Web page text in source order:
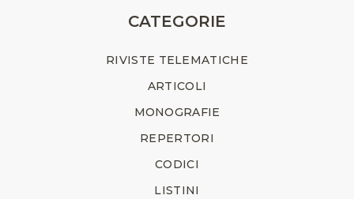
CATEGORIE
RIVISTE TELEMATICHE
ARTICOLI
MONOGRAFIE
REPERTORI
CODICI
LISTINI